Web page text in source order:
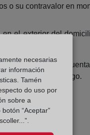
o su contravalor en
el exterior del
que actúen por
o medios de pago.
necesarias
información
Tamén
do uso por
sobre a
“Aceptar”